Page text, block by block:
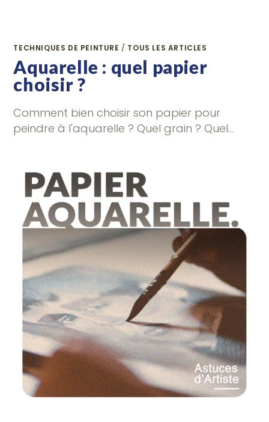
TECHNIQUES DE PEINTURE / TOUS LES ARTICLES
Aquarelle : quel papier
choisir ?
Comment bien choisir son papier pour
peindre à l'aquarelle ? Quel grain ? Quel…